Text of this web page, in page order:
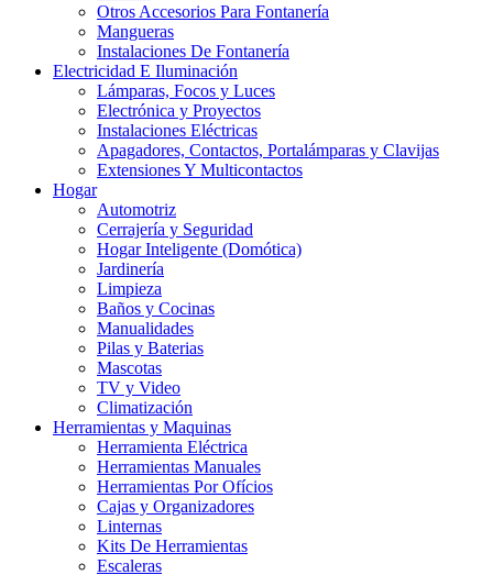
Otros Accesorios Para Fontanería
Mangueras
Instalaciones De Fontanería
Electricidad E Iluminación
Lámparas, Focos y Luces
Electrónica y Proyectos
Instalaciones Eléctricas
Apagadores, Contactos, Portalámparas y Clavijas
Extensiones Y Multicontactos
Hogar
Automotriz
Cerrajería y Seguridad
Hogar Inteligente (Domótica)
Jardinería
Limpieza
Baños y Cocinas
Manualidades
Pilas y Baterias
Mascotas
TV y Video
Climatización
Herramientas y Maquinas
Herramienta Eléctrica
Herramientas Manuales
Herramientas Por Ofícios
Cajas y Organizadores
Linternas
Kits De Herramientas
Escaleras